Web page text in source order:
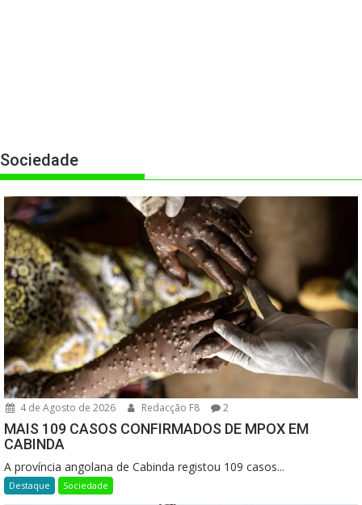
Sociedade
4 de Agosto de 2026 Redacção F8 2
MAIS 109 CASOS CONFIRMADOS DE MPOX EM
CABINDA
A província angolana de Cabinda registou 109 casos...
Destaque Sociedade